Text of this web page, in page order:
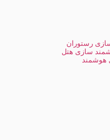
رستوران
سازی هتل
هوشمند